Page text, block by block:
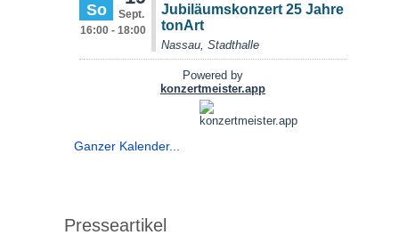
Ganzer Kalender...
Presseartikel